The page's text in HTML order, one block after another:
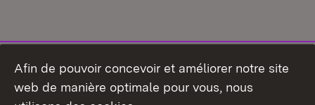
Afin de pouvoir concevoir et améliorer notre site
web de manière optimale pour vous, nous